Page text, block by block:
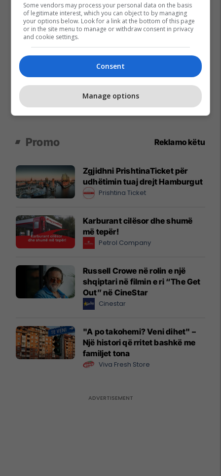
Promo Reklamo këtu
Zgjidhni PrishtinaTicket për
udhëtimin tuaj drejt Hamburgut
Prishtina Ticket
Karburant cilësor dhe shumë
më tepër!
Petrol Company
Russell Crowe në rolin e një
shqiptari në filmin e ri “The Get
Out” në CineStar
Cinestar
"A po takohemi? Veni dihet" –
Një histori që rritet bashkë me
familjet tona
Viva Fresh Store
Some vendors may process your personal data on the basis
of legitimate interest, which you can object to by managing
your options below. Look for a link at the bottom of this page
or in the site menu to manage or withdraw consent in privacy
and cookie settings.
Consent
Manage options